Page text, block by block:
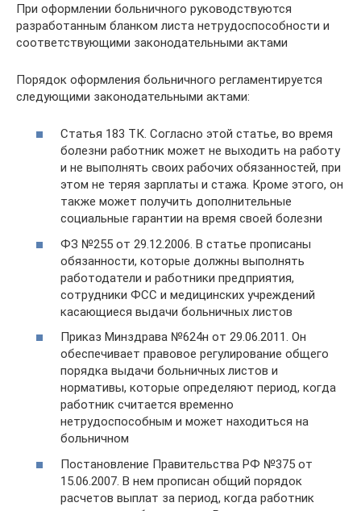
При оформлении больничного руководствуются
разработанным бланком листа нетрудоспособности и
соответствующими законодательными актами
Порядок оформления больничного регламентируется
следующими законодательными актами:
Статья 183 ТК. Согласно этой статье, во время
болезни работник может не выходить на работу
и не выполнять своих рабочих обязанностей, при
этом не теряя зарплаты и стажа. Кроме этого, он
также может получить дополнительные
социальные гарантии на время своей болезни
ФЗ №255 от 29.12.2006. В статье прописаны
обязанности, которые должны выполнять
работодатели и работники предприятия,
сотрудники ФСС и медицинских учреждений
касающиеся выдачи больничных листов
Приказ Минздрава №624н от 29.06.2011. Он
обеспечивает правовое регулирование общего
порядка выдачи больничных листов и
нормативы, которые определяют период, когда
работник считается временно
нетрудоспособным и может находиться на
больничном
Постановление Правительства РФ №375 от
15.06.2007. В нем прописан общий порядок
расчетов выплат за период, когда работник